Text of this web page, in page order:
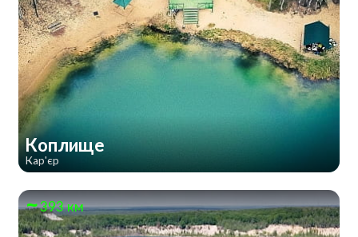
Коплище
Кар'єр
393 км